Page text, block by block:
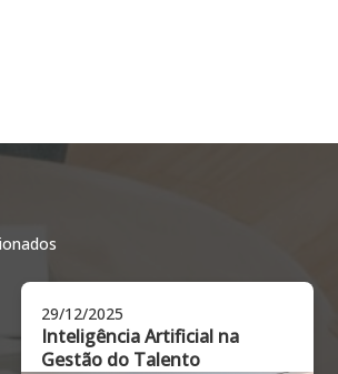
26/08/2025
Carreira: Desafios de gestão
na era digital